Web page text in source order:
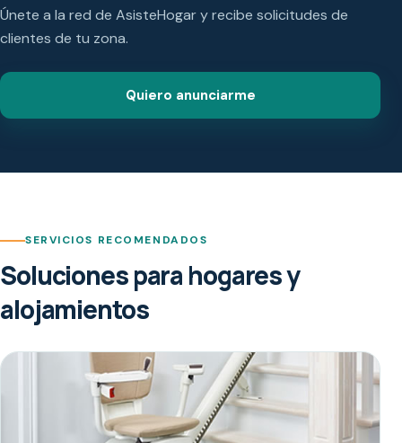
Únete a la red de AsisteHogar y recibe solicitudes de
clientes de tu zona.
Quiero anunciarme
SERVICIOS RECOMENDADOS
Soluciones para hogares y
alojamientos